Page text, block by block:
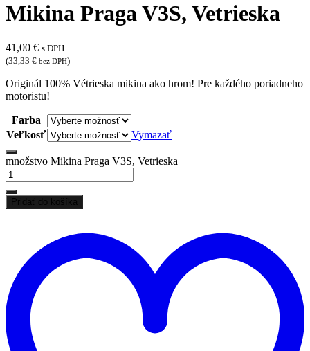
Mikina Praga V3S, Vetrieska
41,00 € s DPH
(33,33 € bez DPH)
Originál 100% Vétrieska mikina ako hrom! Pre každého poriadneho
motoristu!
Farba
Veľkosť
Vymazať
množstvo Mikina Praga V3S, Vetrieska
Pridať do košíka